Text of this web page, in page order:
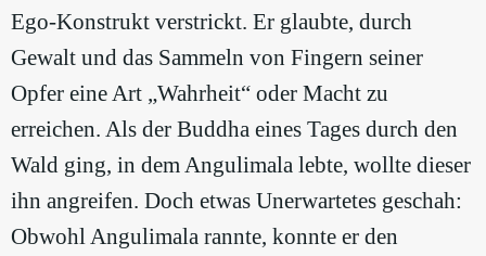
Ego-Konstrukt verstrickt. Er glaubte, durch
Gewalt und das Sammeln von Fingern seiner
Opfer eine Art „Wahrheit“ oder Macht zu
erreichen. Als der Buddha eines Tages durch den
Wald ging, in dem Angulimala lebte, wollte dieser
ihn angreifen. Doch etwas Unerwartetes geschah:
Obwohl Angulimala rannte, konnte er den